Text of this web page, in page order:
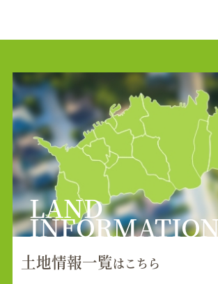
LAND
土地情報一覧はこちら